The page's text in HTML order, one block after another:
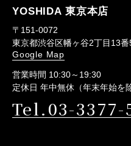
YOSHIDA 東京本店
〒151-0072
東京都渋谷区幡ヶ谷2丁目13
Google Map
営業時間 10:30～19:30
定休日 年中無休（年末年始を
Tel.03-3377-